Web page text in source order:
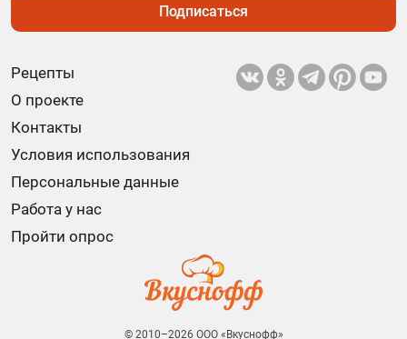
Рецепты
О проекте
Контакты
Условия использования
Персональные данные
Работа у нас
Пройти опрос
Подписаться
© 2010–2026 ООО «Вкуснофф»